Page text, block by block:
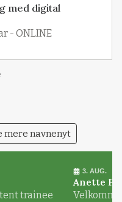
med digital
- ONLINE
mere navnenyt
trainee
3. AUG.
Anette